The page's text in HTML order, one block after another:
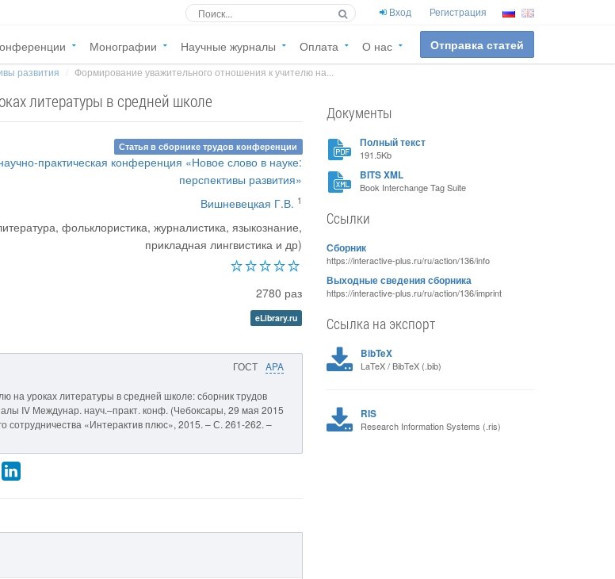
Вход Регистрация
Монографии Научные журналы Оплата О нас Отправка статей
развития Формирование уважительного отношения к учителю на...
литературы в средней школе
Статья в сборнике трудов конференции
практическая конференция «Новое слово в науке:
перспективы развития»
Вишневецкая Г.В. 1
фольклористика, журналистика, языкознание,
прикладная лингвистика и др)
2780 раз
eLibrary.ru
ГОСТ APA
на уроках литературы в средней школе: сборник трудов
IV Междунар. науч.–практ. конф. (Чебоксары, 29 мая 2015
сотрудничества «Интерактив плюс», 2015. – С. 261-262. –
Документы
Полный текст
191.5Kb
BITS XML
Book Interchange Tag Suite
Ссылки
Сборник
https://interactive-plus.ru/ru/action/136/info
Выходные сведения сборника
https://interactive-plus.ru/ru/action/136/imprint
Ссылка на экспорт
BibTeX
LaTeX / BibTeX (.bib)
RIS
Research Information Systems (.ris)